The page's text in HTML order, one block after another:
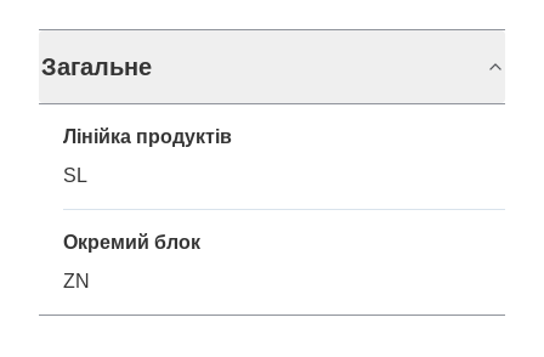
Загальне
Лінійка продуктів
SL
Окремий блок
ZN